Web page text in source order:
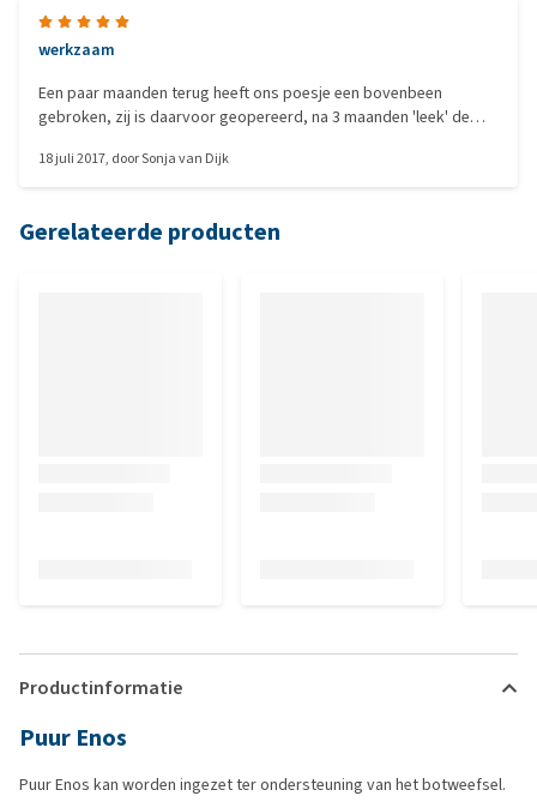
werkzaam
Een paar maanden terug heeft ons poesje een bovenbeen
gebroken, zij is daarvoor geopereerd, na 3 maanden 'leek' de
foto was te zien dat er zich een ernstige osteoporose had
18 juli 2017, doorSonja van Dijk
Gerelateerde producten
Productinformatie
Puur Enos
Puur Enos kan worden ingezet ter ondersteuning van het botweefsel.